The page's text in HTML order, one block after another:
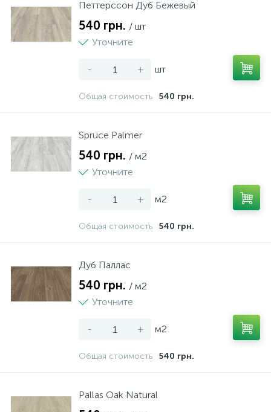
Петтерссон Дуб Бежевый
540 грн. / шт
Уточните
- + шт
Общая стоимость 540 грн.
Spruce Palmer
540 грн. / м2
Уточните
- + м2
Общая стоимость 540 грн.
Дуб Паллас
540 грн. / м2
Уточните
- + м2
Общая стоимость 540 грн.
Pallas Oak Natural